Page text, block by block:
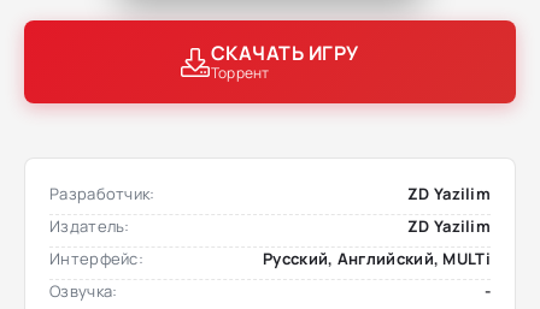
СКАЧАТЬ ИГРУ
Торрент
Разработчик:
ZD Yazilim
Издатель:
ZD Yazilim
Интерфейс:
Русский, Английский, MULTi
Озвучка:
-